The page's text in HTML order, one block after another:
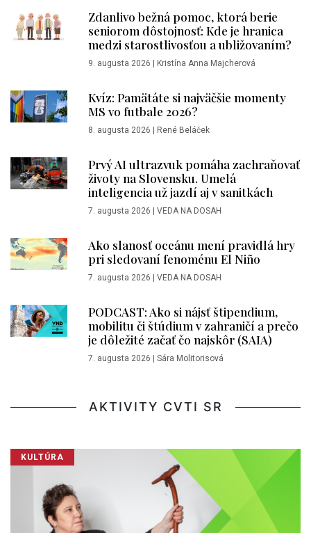
Zdanlivo bežná pomoc, ktorá berie
seniorom dôstojnosť: Kde je hranica
medzi starostlivosťou a ubližovaním?
9. augusta 2026 | Kristína Anna Majcherová
Kvíz: Pamätáte si najväčšie momenty
MS vo futbale 2026?
8. augusta 2026 | René Beláček
Prvý AI ultrazvuk pomáha zachraňovať
životy na Slovensku. Umelá
inteligencia už jazdí aj v sanitkách
7. augusta 2026 | VEDA NA DOSAH
Ako slanosť oceánu mení pravidlá hry
pri sledovaní fenoménu El Niño
7. augusta 2026 | VEDA NA DOSAH
PODCAST: Ako si nájsť štipendium,
mobilitu či štúdium v zahraničí a prečo
je dôležité začať čo najskôr (SAIA)
7. augusta 2026 | Sára Molitorisová
AKTIVITY CVTI SR
KULTÚRA